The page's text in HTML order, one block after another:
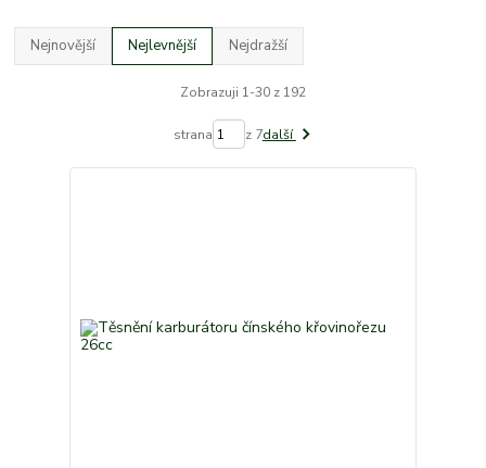
Nejnovější Nejlevnější Nejdražší
Zobrazuji 1-30 z 192
strana z 7další